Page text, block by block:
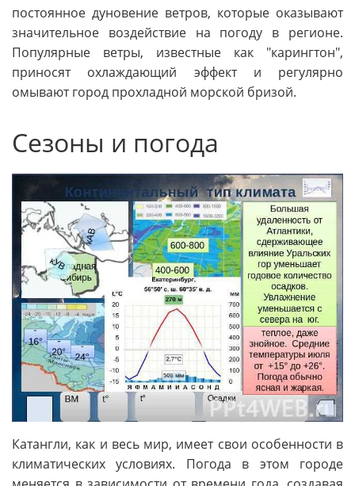
постоянное дуновение ветров, которые оказывают
значительное воздействие на погоду в регионе.
Популярные ветры, известные как "карингтон",
приносят охлаждающий эффект и регулярно
омывают город прохладной морской бризой.
Сезоны и погода
Катангли, как и весь мир, имеет свои особенности в
климатических условиях. Погода в этом городе